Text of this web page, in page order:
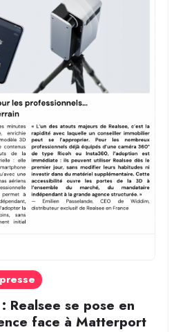
Realsee se pose en
face à Matterport